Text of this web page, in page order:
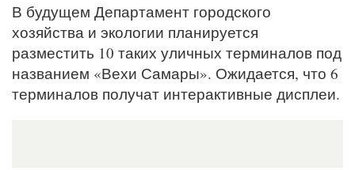
В будущем Департамент городского
хозяйства и экологии планируется
разместить 10 таких уличных терминалов под
названием «Вехи Самары». Ожидается, что 6
терминалов получат интерактивные дисплеи.